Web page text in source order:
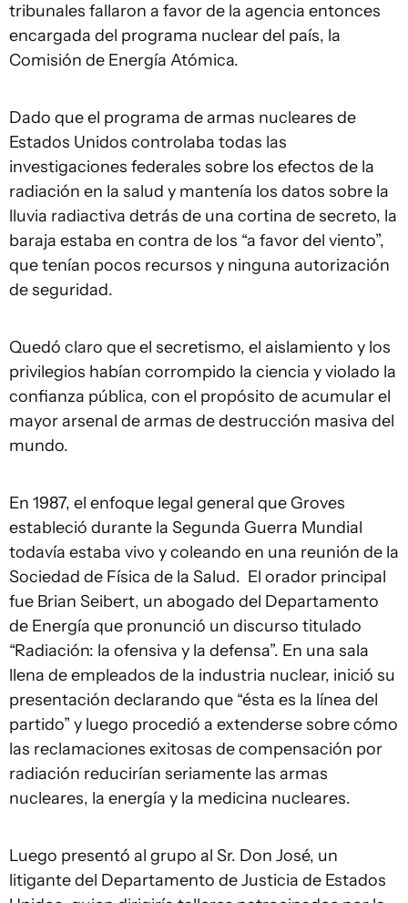
tribunales fallaron a favor de la agencia entonces
encargada del programa nuclear del país, la
Comisión de Energía Atómica.
Dado que el programa de armas nucleares de
Estados Unidos controlaba todas las
investigaciones federales sobre los efectos de la
radiación en la salud y mantenía los datos sobre la
lluvia radiactiva detrás de una cortina de secreto, la
baraja estaba en contra de los “a favor del viento”,
que tenían pocos recursos y ninguna autorización
de seguridad.
Quedó claro que el secretismo, el aislamiento y los
privilegios habían corrompido la ciencia y violado la
confianza pública, con el propósito de acumular el
mayor arsenal de armas de destrucción masiva del
mundo.
En 1987, el enfoque legal general que Groves
estableció durante la Segunda Guerra Mundial
todavía estaba vivo y coleando en una reunión de la
Sociedad de Física de la Salud. El orador principal
fue Brian Seibert, un abogado del Departamento
de Energía que pronunció un discurso titulado
“Radiación: la ofensiva y la defensa”. En una sala
llena de empleados de la industria nuclear, inició su
presentación declarando que “ésta es la línea del
partido” y luego procedió a extenderse sobre cómo
las reclamaciones exitosas de compensación por
radiación reducirían seriamente las armas
nucleares, la energía y la medicina nucleares.
Luego presentó al grupo al Sr. Don José, un
litigante del Departamento de Justicia de Estados